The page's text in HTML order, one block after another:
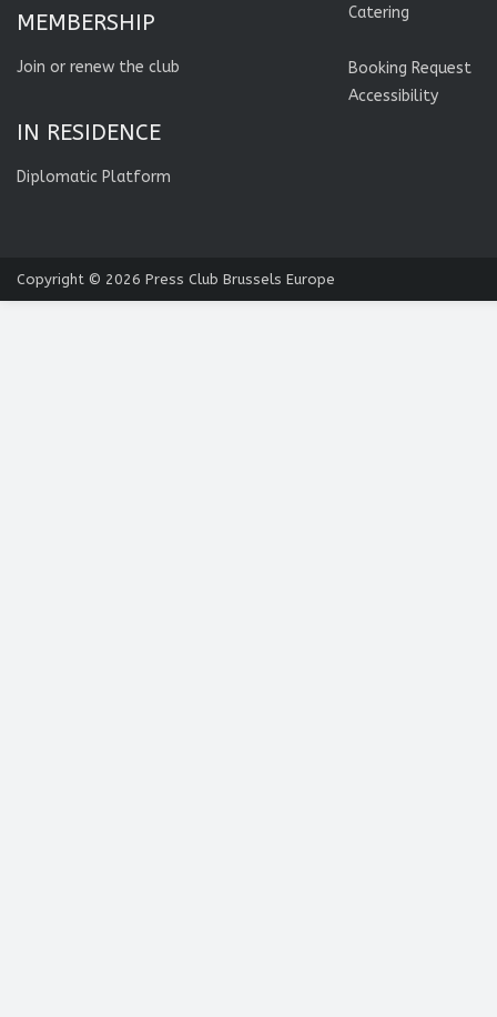
MEMBERSHIP
Join or renew the club
IN RESIDENCE
Diplomatic Platform
Catering
Booking Request
Accessibility
Copyright © 2026 Press Club Brussels Europe